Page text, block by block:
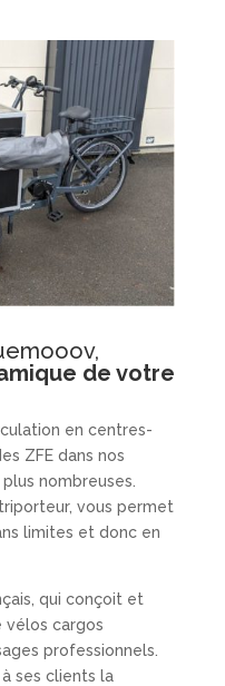
de votre
en centres-
ZFE dans nos
nombreuses.
vous permet
limites et donc en
qui conçoit et
vélos cargos
professionnels.
ses clients la